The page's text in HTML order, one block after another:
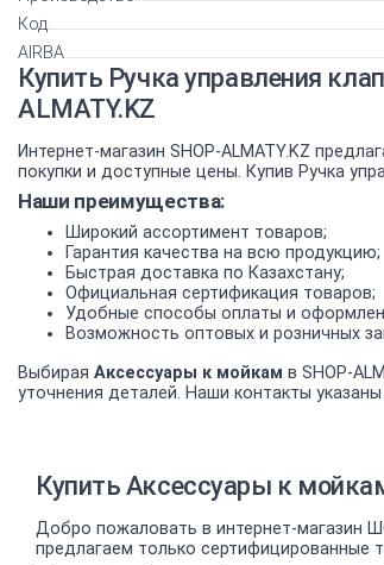
Код
AIRBA
Купить Ручка управления
ALMATY.KZ
Интернет-магазин SHOP-ALMATY.KZ
покупки и доступные цены. Купив Ручка
Наши преимущества:
Широкий ассортимент товаров;
Гарантия качества на всю продукцию;
Быстрая доставка по Казахстану;
Официальная сертификация товаров;
Удобные способы оплаты и
Возможность оптовых и розничных
Выбирая Аксессуары к мойкам в SHOP-
уточнения деталей. Наши контакты указаны
Купить Аксессуары к
Добро пожаловать в интернет-магазин
предлагаем только сертифицированные